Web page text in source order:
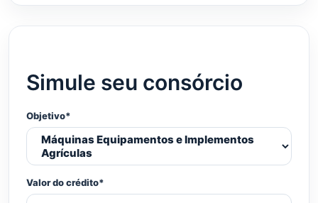
Simule seu consórcio
Objetivo*
Valor do crédito*